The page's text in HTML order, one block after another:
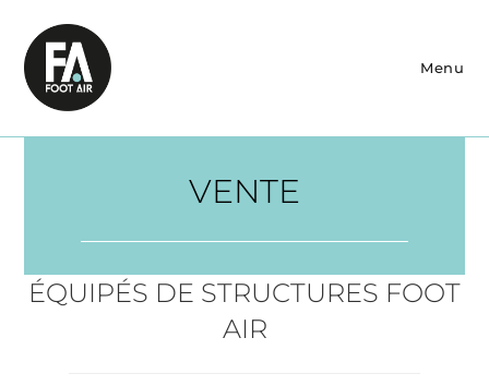
content
Menu
VENTE
ÉQUIPÉS DE STRUCTURES FOOT
AIR